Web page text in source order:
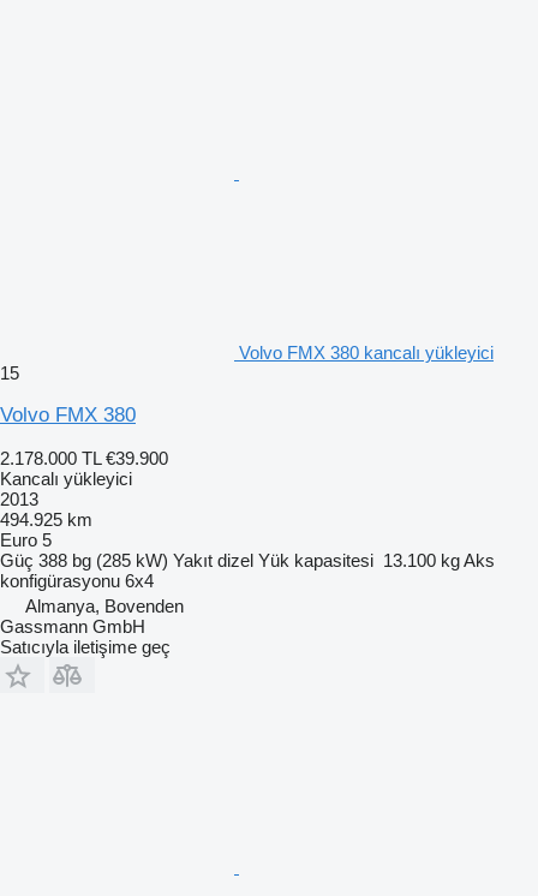
Volvo FMX 380 kancalı yükleyici
15
Volvo FMX 380
2.178.000 TL €39.900
Kancalı yükleyici
2013
494.925 km
Euro 5
Güç 388 bg (285 kW) Yakıt dizel Yük kapasitesi 13.100 kgAks
konfigürasyonu 6x4
Almanya, Bovenden
Gassmann GmbH
Satıcıyla iletişime geç